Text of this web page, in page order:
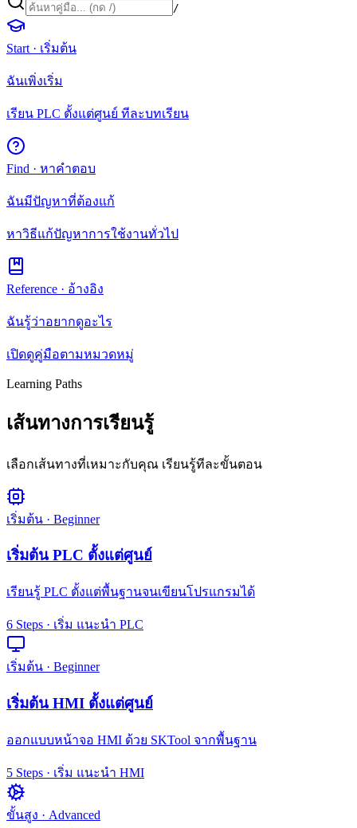
/
Start · เริ่มต้น
ฉันเพิ่งเริ่ม
เรียน PLC ตั้งแต่ศูนย์ ทีละบทเรียน
Find · หาคำตอบ
ฉันมีปัญหาที่ต้องแก้
หาวิธีแก้ปัญหาการใช้งานทั่วไป
Reference · อ้างอิง
ฉันรู้ว่าอยากดูอะไร
เปิดดูคู่มือตามหมวดหมู่
Learning Paths
เส้นทางการเรียนรู้
เลือกเส้นทางที่เหมาะกับคุณ เรียนรู้ทีละขั้นตอน
เริ่มต้น · Beginner
เริ่มต้น PLC ตั้งแต่ศูนย์
เรียนรู้ PLC ตั้งแต่พื้นฐานจนเขียนโปรแกรมได้
6 Steps · เริ่ม แนะนำ PLC
เริ่มต้น · Beginner
เริ่มต้น HMI ตั้งแต่ศูนย์
ออกแบบหน้าจอ HMI ด้วย SKTool จากพื้นฐาน
5 Steps · เริ่ม แนะนำ HMI
ขั้นสูง · Advanced